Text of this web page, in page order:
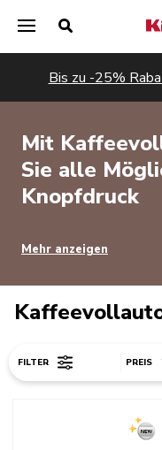
Bis zu -25%
Mit
Sie alle
Knopfdruck
Mehr anzeigen
FILTER PREIS